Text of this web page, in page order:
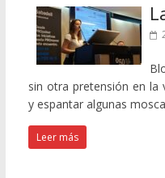
sin otra pretensión en la
y espantar algunas
Leer más